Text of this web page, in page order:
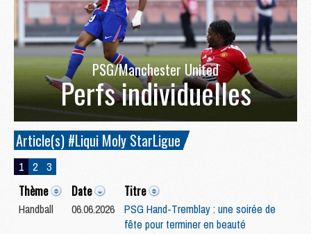
PSG/Manchester United
Perfs individuelles
Article(s) #Liqui Moly StarLigue
1 2 3
Thème Date Titre
Handball 06.06.2026
PSG Hand-Tremblay : une soirée de
fête pour terminer en beauté